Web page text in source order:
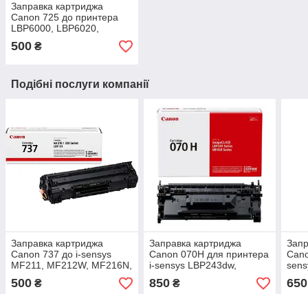
Заправка картриджа
Canon 725 до принтера
LBP6000, LBP6020,
LBP6030, MF3010
500 ₴
Подібні послуги компанії
Заправка картриджа
Canon 737 до i-sensys
MF211, MF212W, MF216N,
MF229DW
500 ₴
Заправка картриджа
Canon 070H для принтера
i-sensys LBP243dw,
MF463dw, MF465dw
850₴ 650